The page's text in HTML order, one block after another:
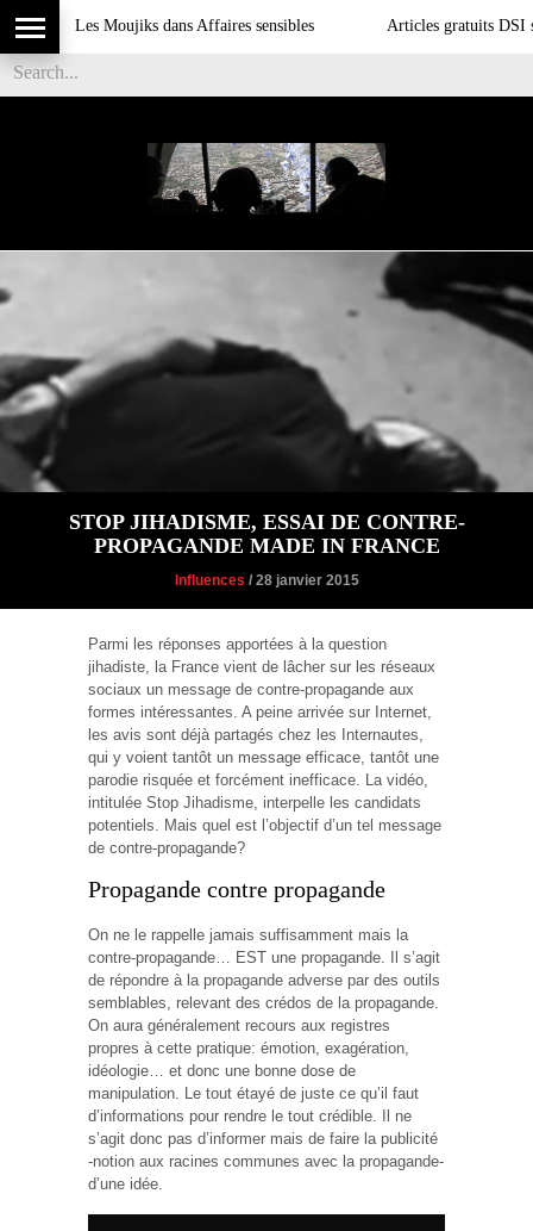
Les Moujiks dans Affaires sensibles Articles gratuits DSI sur
STOP JIHADISME, ESSAI DE CONTRE-
PROPAGANDE MADE IN FRANCE
Influences / 28 janvier 2015
Parmi les réponses apportées à la question
jihadiste, la France vient de lâcher sur les réseaux
sociaux un message de contre-propagande aux
formes intéressantes. A peine arrivée sur Internet,
les avis sont déjà partagés chez les Internautes,
qui y voient tantôt un message efficace, tantôt une
parodie risquée et forcément inefficace. La vidéo,
intitulée Stop Jihadisme, interpelle les candidats
potentiels. Mais quel est l’objectif d’un tel message
de contre-propagande?
Propagande contre propagande
On ne le rappelle jamais suffisamment mais la
contre-propagande… EST une propagande. Il s’agit
de répondre à la propagande adverse par des outils
semblables, relevant des crédos de la propagande.
On aura généralement recours aux registres
propres à cette pratique: émotion, exagération,
idéologie… et donc une bonne dose de
manipulation. Le tout étayé de juste ce qu’il faut
d’informations pour rendre le tout crédible. Il ne
s’agit donc pas d’informer mais de faire la publicité
-notion aux racines communes avec la propagande-
d’une idée.